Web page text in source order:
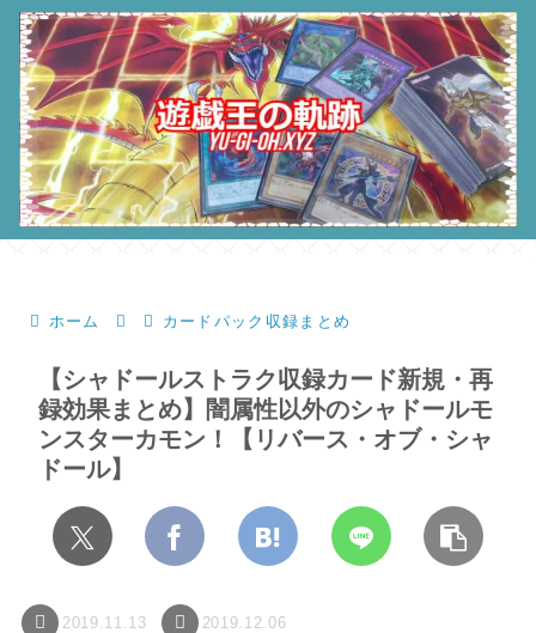
ホーム カードパック収録まとめ
【シャドールストラク収録カード新規・再
録効果まとめ】闇属性以外のシャドールモ
ンスターカモン！【リバース・オブ・シャ
ドール】
2019.11.13 2019.12.06